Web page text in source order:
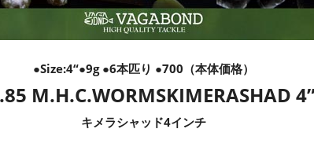
●Size:4“●9g ●6本匹り ●700（本体価格）
M.H.C.WORMSKIMERASHAD
キメラシャッド4インチ